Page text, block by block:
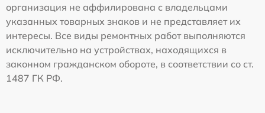
организация не аффилирована с владельцами
указанных товарных знаков и не представляет их
интересы. Все виды ремонтных работ выполняются
исключительно на устройствах, находящихся в
законном гражданском обороте, в соответствии со ст.
1487 ГК РФ.